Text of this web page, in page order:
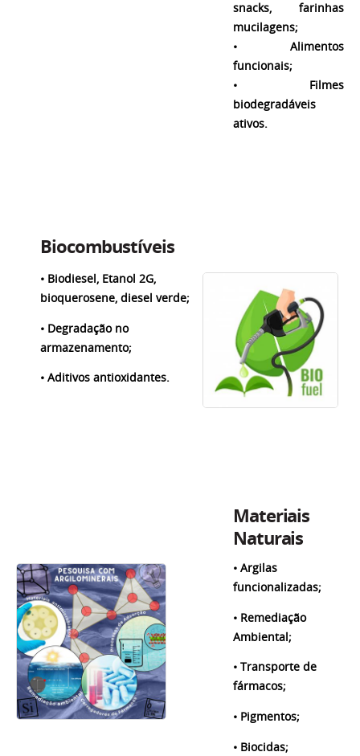
snacks, farinhas
mucilagens;
• Alimentos
funcionais;
• Filmes
biodegradáveis
ativos.
Biocombustíveis
• Biodiesel, Etanol 2G,
bioquerosene, diesel verde;
• Degradação no
armazenamento;
• Aditivos antioxidantes.
Materiais
Naturais
• Argilas
funcionalizadas;
• Remediação
Ambiental;
• Transporte de
fármacos;
• Pigmentos;
• Biocidas;